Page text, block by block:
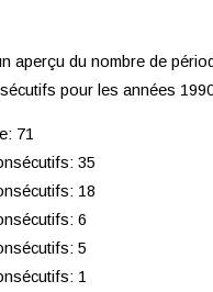
aperçu du nombre de
pour les années
71
35
18
6
5
1